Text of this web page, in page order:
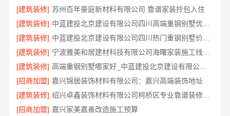
[建筑装修] 苏州百年豪庭新材料有限公司 靠谱家装拎包入住
[建筑装修]
中蓝建投北京建设有限公司四川高端重钢别墅优选指南
[建筑装修]
中蓝建投北京建设有限公司四川热门重钢别墅价格参考
[建筑装修]
[建筑装修]
高端重钢别墅哪家好_中蓝建投北京建设有限公司四川
[招商加盟] 嘉兴锦居装饰材料有限公司：嘉兴高端装饰地址
[建筑装修]
绍兴卓鑫装饰材料有限公司柯桥区专业靠谱装修施工队
[招商加盟] 嘉兴家美嘉善改造施工预算